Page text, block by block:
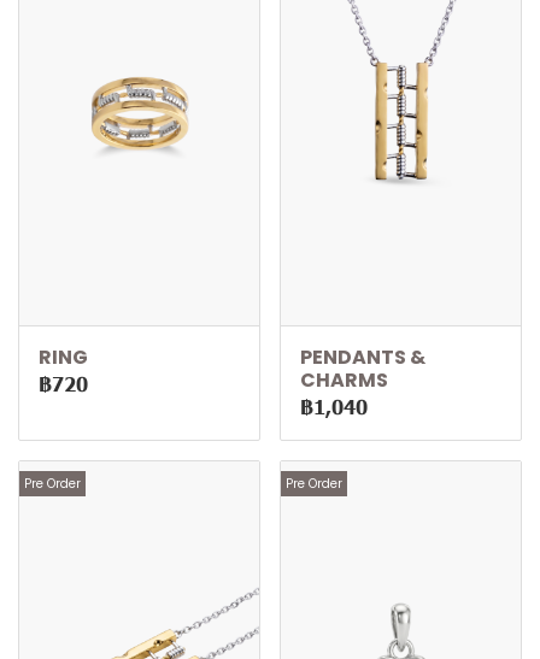
RING
฿720
PENDANTS &
CHARMS
฿1,040
Pre Order Pre Order